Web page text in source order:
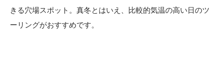
きる穴場スポット。真冬とはいえ、比較的気温の高い日のツ
ーリングがおすすめです。